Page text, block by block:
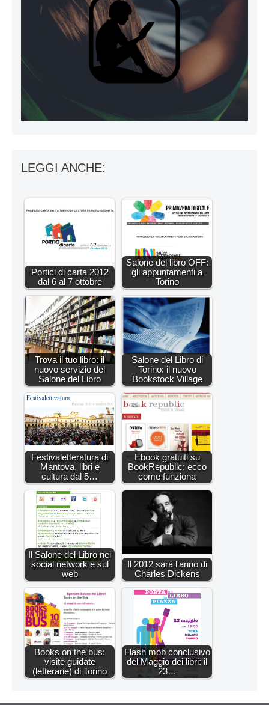
LEGGI ANCHE:
Portici di carta 2012
dal 6 al 7 ottobre
Salone del libro OFF:
gli appuntamenti a
Torino
Trova il tuo libro: il
nuovo servizio del
Salone del Libro
Salone del Libro di
Torino: il nuovo
Bookstock Village
Festivaletteratura di
Mantova, libri e
cultura dal 5…
Ebook gratuiti su
BookRepublic: ecco
come funziona
Il Salone del Libro nei
social network e sul
web
Il 2012 sarà l'anno di
Charles Dickens
Books on the bus:
visite guidate
(letterarie) di Torino
Flash mob conclusivo
del Maggio dei libri: il
23…